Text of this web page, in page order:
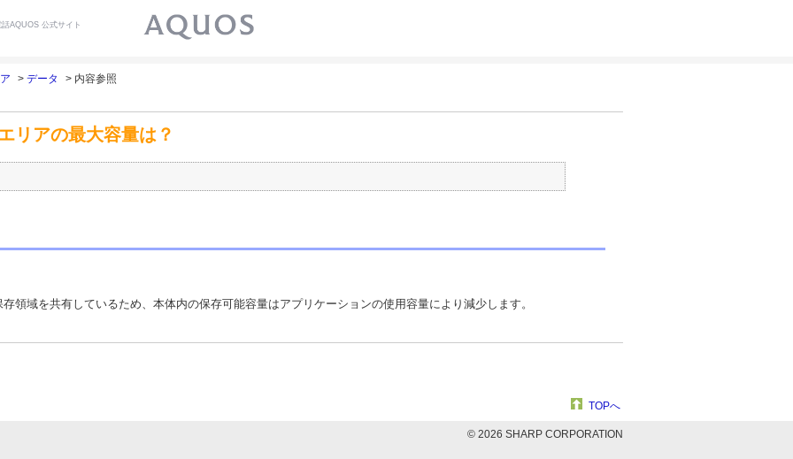
AQUOS 公式サイト
> データ
> 内容参照
リアの最大容量は？
領域を共有しているため、本体内の保存可能容量はアプリケーションの使用容量により減少します。
TOPへ
© 2026 SHARP CORPORATION